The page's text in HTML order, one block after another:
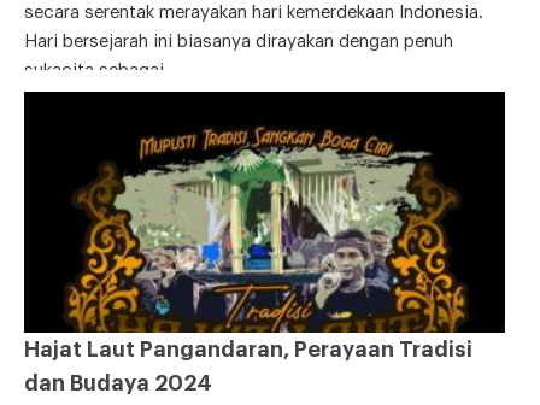
secara serentak merayakan hari kemerdekaan Indonesia.
Hari bersejarah ini biasanya dirayakan dengan penuh
sukacita sebagai
Hajat Laut Pangandaran, Perayaan Tradisi
dan Budaya 2024